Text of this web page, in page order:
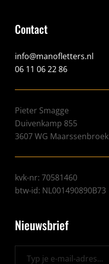
Contact
info@manofletters.nl
06 11 06 22 86
Pieter Smagge
Duivenkamp 855
3607 WG Maarssenbroek
kvk-nr: 70581460
btw-id: NL001490890B73
Nieuwsbrief
Typ je e-mail-adres...